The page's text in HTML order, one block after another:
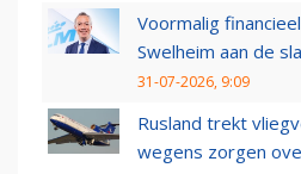
Voormalig
Swelheim aan de
31-07-2026, 9:09
Rusland trekt
wegens zorgen